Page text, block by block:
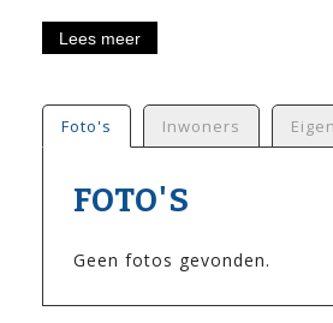
Lees meer
Foto's Inwoners
FOTO'S
Geen fotos gevonden.